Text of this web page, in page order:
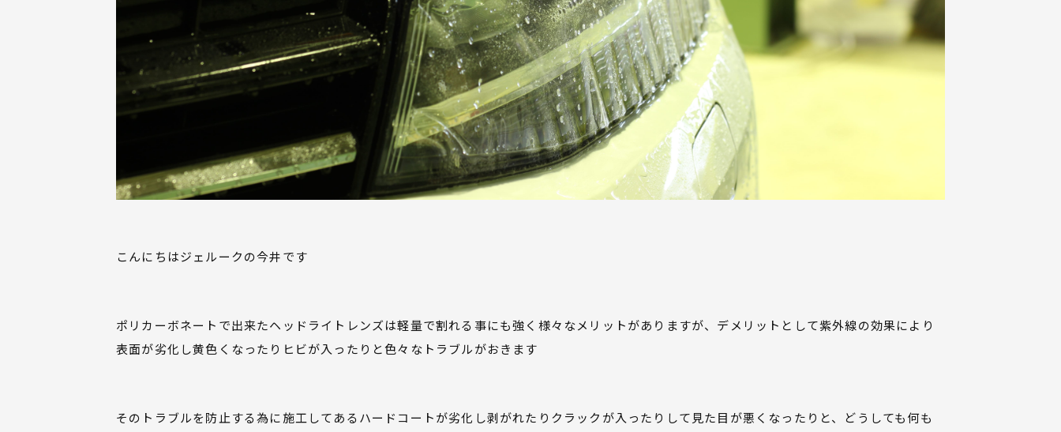
こんにちはジェルークの今井です
ポリカーボネートで出来たヘッドライトレンズは軽量で割れる事にも強く様々なメリットがありますが、デメリットとして紫外線の効果により
表面が劣化し黄色くなったりヒビが入ったりと色々なトラブルがおきます
そのトラブルを防止する為に施工してあるハードコートが劣化し剥がれたりクラックが入ったりして見た目が悪くなったりと、どうしても何も